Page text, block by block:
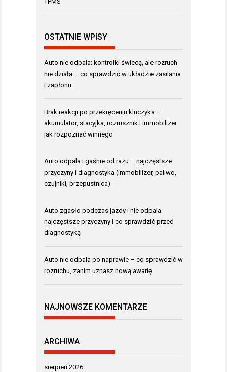
OSTATNIE WPISY
Auto nie odpala: kontrolki świecą, ale rozruch
nie działa – co sprawdzić w układzie zasilania
i zapłonu
Brak reakcji po przekręceniu kluczyka –
akumulator, stacyjka, rozrusznik i immobilizer:
jak rozpoznać winnego
Auto odpala i gaśnie od razu – najczęstsze
przyczyny i diagnostyka (immobilizer, paliwo,
czujniki, przepustnica)
Auto zgasło podczas jazdy i nie odpala:
najczęstsze przyczyny i co sprawdzić przed
diagnostyką
Auto nie odpala po naprawie – co sprawdzić w
rozruchu, zanim uznasz nową awarię
NAJNOWSZE KOMENTARZE
ARCHIWA
sierpień 2026